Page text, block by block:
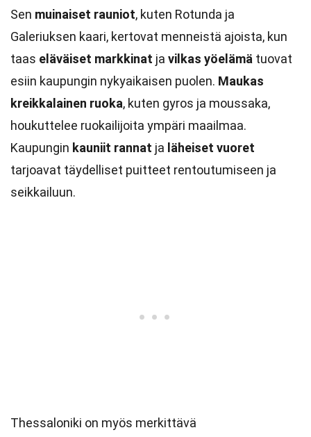
Sen muinaiset rauniot, kuten Rotunda ja
Galeriuksen kaari, kertovat menneistä ajoista, kun
taas eläväiset markkinat ja vilkas yöelämä tuovat
esiin kaupungin nykyaikaisen puolen. Maukas
kreikkalainen ruoka, kuten gyros ja moussaka,
houkuttelee ruokailijoita ympäri maailmaa.
Kaupungin kauniit rannat ja läheiset vuoret
tarjoavat täydelliset puitteet rentoutumiseen ja
seikkailuun.
Thessaloniki on myös merkittävä